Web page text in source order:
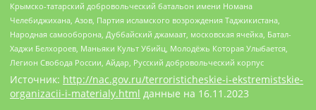
Крымско-татарский добровольческий батальон имени Номана
Челебиджихана, Азов, Партия исламского возрождения Таджикистана,
Народная самооборона, Дуббайский джамаат, московская ячейка, Батал-
Хаджи Белхороев, Маньяки Культ Убийц, Молодёжь Которая Улыбается,
Легион Свобода России, Айдар, Русский добровольческий корпус
Источник: http://nac.gov.ru/terroristicheskie-i-ekstremistskie-
organizacii-i-materialy.html данные на 16.11.2023